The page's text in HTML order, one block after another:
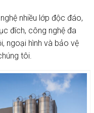
nhiều lớp độc đáo,
đích, công nghệ đa
ngoại hình và bảo vệ
tôi.